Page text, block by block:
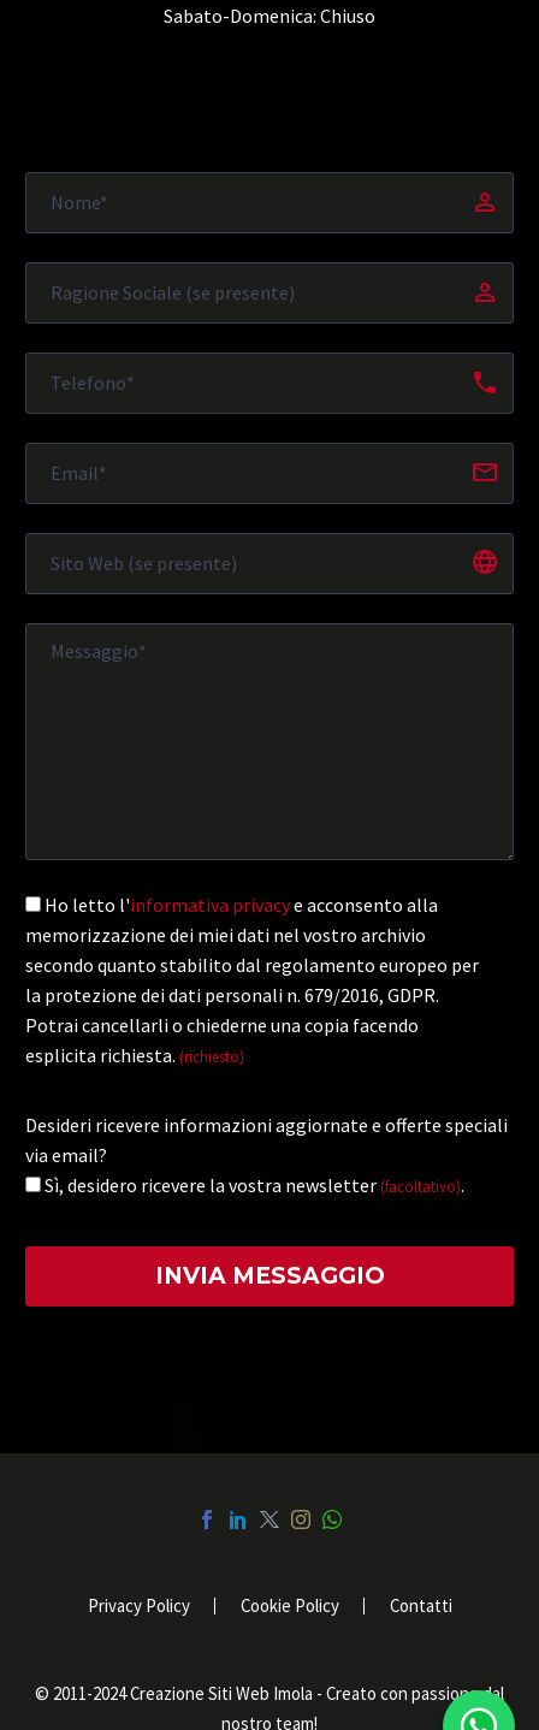
Sabato-Domenica: Chiuso
Ho letto l'informativa privacye acconsento alla
memorizzazione dei miei dati nel vostro archivio
secondo quanto stabilito dal regolamento europeo per
la protezione dei dati personali n. 679/2016, GDPR.
Potrai cancellarli o chiederne una copia facendo
esplicita richiesta. (richiesto)
Desideri ricevere informazioni aggiornate e offerte speciali
via email?
Sì, desidero ricevere la vostra newsletter (facoltativo).
Privacy Policy Cookie Policy Contatti
© 2011-2024 Creazione Siti Web Imola - Creato con passione dal
nostro team!